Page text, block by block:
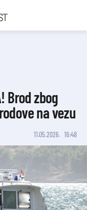
Brod zbog
na vezu
11.05.2026. 16:48